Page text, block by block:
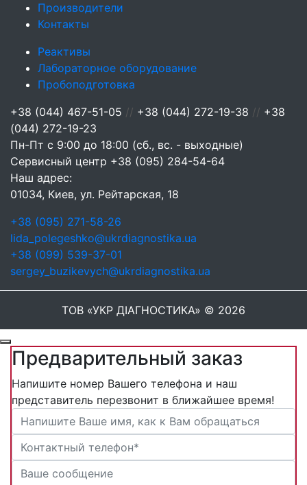
Производители
Контакты
Реактивы
Лабораторное оборудование
Пробоподготовка
+38 (044) 467-51-05 // +38 (044) 272-19-38 // +38
(044) 272-19-23
Пн-Пт с 9:00 до 18:00 (сб., вс. - выходные)
Сервисный центр +38 (095) 284-54-64
Наш адрес:
01034, Киев, ул. Рейтарская, 18
+38 (095) 271-58-26
lida_polegeshko@ukrdiagnostika.ua
+38 (099) 539-37-01
sergey_buzikevych@ukrdiagnostika.ua
ТОВ «УКР ДІАГНОСТИКА» © 2026
Предварительный заказ
Напишите номер Вашего телефона и наш
представитель перезвонит в ближайшее время!